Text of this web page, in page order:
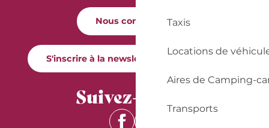
Taxis
Locations de
Aires de Camping-
Transports
Nous contacter
S'inscrire à la newsletter Quai Cyrano
Suivez-nous !